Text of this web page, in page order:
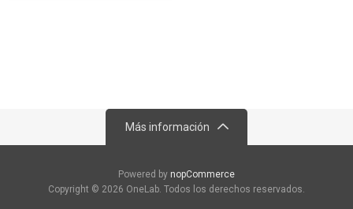
Más información
Powered by nopCommerce
Copyright © 2026 OneLab. Todos los derechos reservados.